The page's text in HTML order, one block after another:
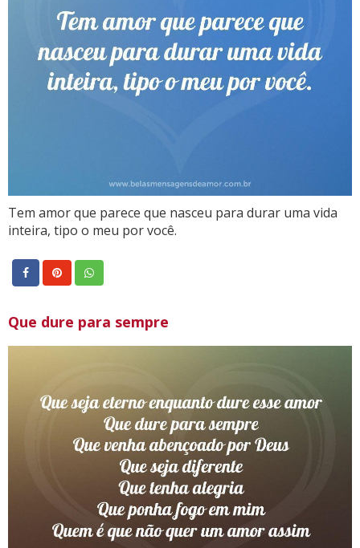
Tem amor que parece que nasceu para durar uma vida
inteira, tipo o meu por você.
Que dure para sempre